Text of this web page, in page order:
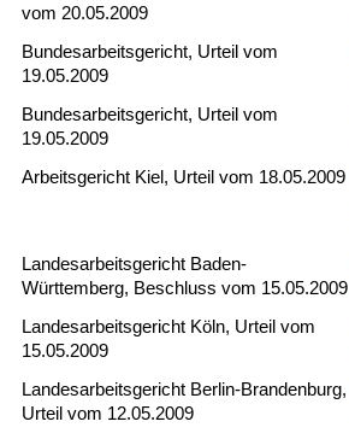
vom 20.05.2009
Bundesarbeitsgericht, Urteil vom
19.05.2009
Bundesarbeitsgericht, Urteil vom
19.05.2009
Arbeitsgericht Kiel, Urteil vom 18.05.2009
Landesarbeitsgericht Baden-
Württemberg, Beschluss vom 15.05.2009
Landesarbeitsgericht Köln, Urteil vom
15.05.2009
Landesarbeitsgericht Berlin-Brandenburg,
Urteil vom 12.05.2009